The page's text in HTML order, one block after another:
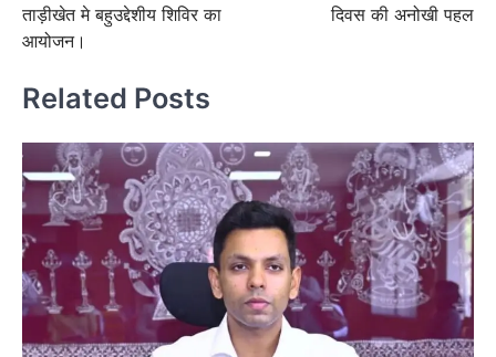
ताड़ीखेत मे बहुउद्देशीय शिविर का
आयोजन।
दिवस की अनोखी पहल
Related Posts